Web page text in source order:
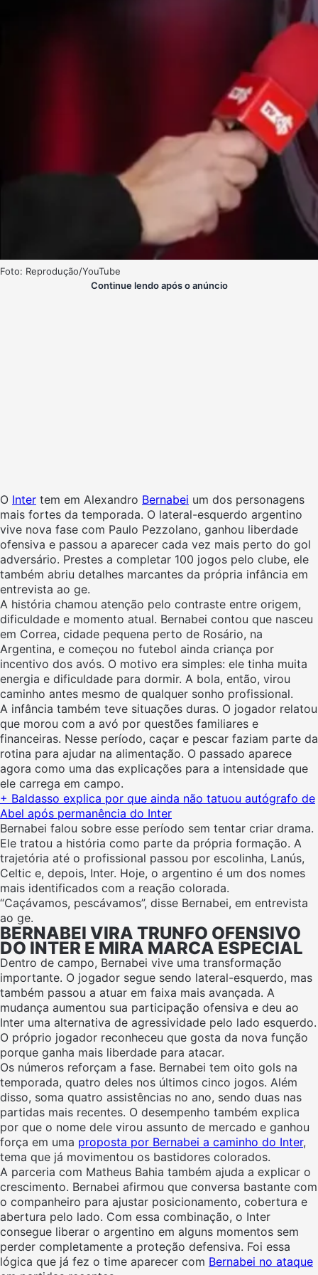
Foto: Reprodução/YouTube
Continue lendo após o anúncio
O Inter tem em Alexandro Bernabei um dos personagens
mais fortes da temporada. O lateral-esquerdo argentino
vive nova fase com Paulo Pezzolano, ganhou liberdade
ofensiva e passou a aparecer cada vez mais perto do gol
adversário. Prestes a completar 100 jogos pelo clube, ele
também abriu detalhes marcantes da própria infância em
entrevista ao ge.
A história chamou atenção pelo contraste entre origem,
dificuldade e momento atual. Bernabei contou que nasceu
em Correa, cidade pequena perto de Rosário, na
Argentina, e começou no futebol ainda criança por
incentivo dos avós. O motivo era simples: ele tinha muita
energia e dificuldade para dormir. A bola, então, virou
caminho antes mesmo de qualquer sonho profissional.
A infância também teve situações duras. O jogador relatou
que morou com a avó por questões familiares e
financeiras. Nesse período, caçar e pescar faziam parte da
rotina para ajudar na alimentação. O passado aparece
agora como uma das explicações para a intensidade que
ele carrega em campo.
+ Baldasso explica por que ainda não tatuou autógrafo de
Abel após permanência do Inter
Bernabei falou sobre esse período sem tentar criar drama.
Ele tratou a história como parte da própria formação. A
trajetória até o profissional passou por escolinha, Lanús,
Celtic e, depois, Inter. Hoje, o argentino é um dos nomes
mais identificados com a reação colorada.
“Caçávamos, pescávamos”, disse Bernabei, em entrevista
ao ge.
BERNABEI VIRA TRUNFO OFENSIVO
DO INTER E MIRA MARCA ESPECIAL
Dentro de campo, Bernabei vive uma transformação
importante. O jogador segue sendo lateral-esquerdo, mas
também passou a atuar em faixa mais avançada. A
mudança aumentou sua participação ofensiva e deu ao
Inter uma alternativa de agressividade pelo lado esquerdo.
O próprio jogador reconheceu que gosta da nova função
porque ganha mais liberdade para atacar.
Os números reforçam a fase. Bernabei tem oito gols na
temporada, quatro deles nos últimos cinco jogos. Além
disso, soma quatro assistências no ano, sendo duas nas
partidas mais recentes. O desempenho também explica
por que o nome dele virou assunto de mercado e ganhou
força em uma proposta por Bernabei a caminho do Inter,
tema que já movimentou os bastidores colorados.
A parceria com Matheus Bahia também ajuda a explicar o
crescimento. Bernabei afirmou que conversa bastante com
o companheiro para ajustar posicionamento, cobertura e
abertura pelo lado. Com essa combinação, o Inter
consegue liberar o argentino em alguns momentos sem
perder completamente a proteção defensiva. Foi essa
lógica que já fez o time aparecer com Bernabei no ataque